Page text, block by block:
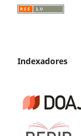
Indexadores